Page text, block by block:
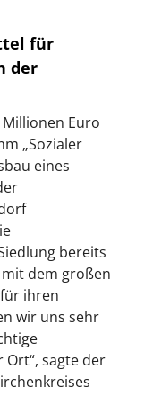
für
der
Euro
„Sozialer
eines
bereits
dem großen
ihren
wir uns sehr
sagte der